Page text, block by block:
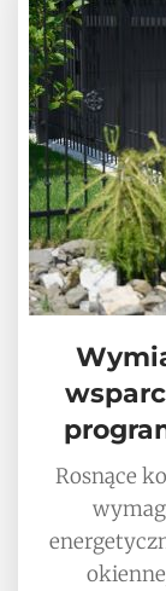
Rosnące